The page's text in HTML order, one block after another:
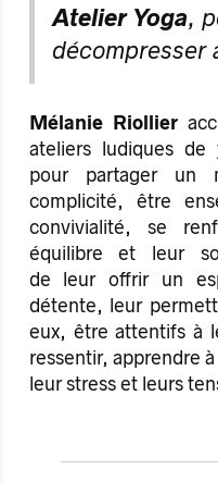
Atelier Yoga,
décompresser
Mélanie Riollier
ateliers ludiques de
pour partager un
complicité, être
convivialité, se
équilibre et leur
de leur offrir un
détente, leur
eux, être attentifs à
ressentir, apprendre
leur stress et leurs